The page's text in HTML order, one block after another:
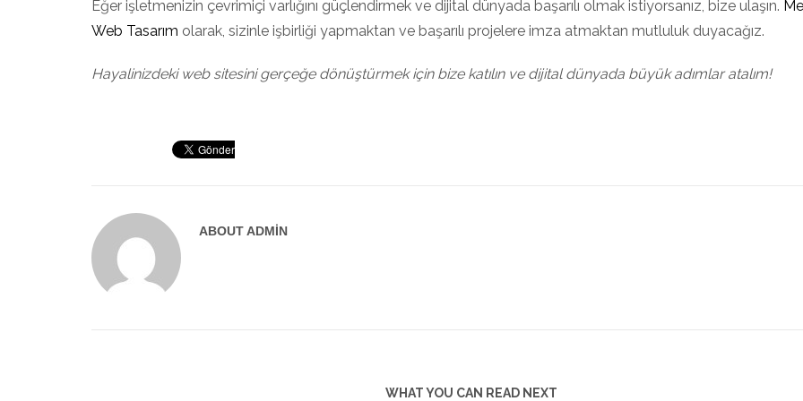
Eğer işletmenizin çevrimiçi varlığını güçlendirmek ve dijital dünyada başarılı olmak istiyorsanız, bize ulaşın.
Web Tasarım olarak, sizinle işbirliği yapmaktan ve başarılı projelere imza atmaktan mutluluk duyacağız.
Hayalinizdeki web sitesini gerçeğe dönüştürmek için bize katılın ve dijital dünyada büyük adımlar atalım!
ABOUT ADMIN
WHAT YOU CAN READ NEXT